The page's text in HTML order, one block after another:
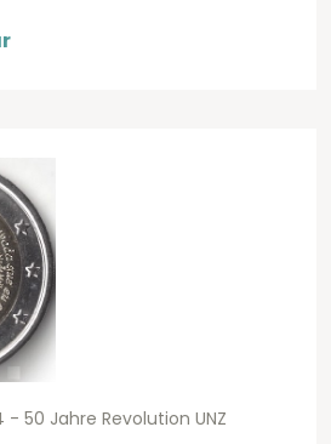
- 50 Jahre Revolution UNZ